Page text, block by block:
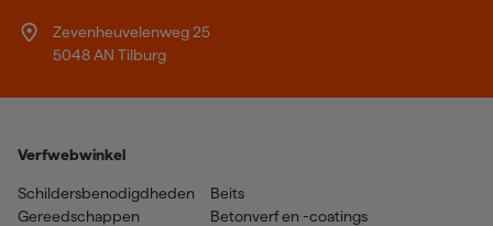
Zevenheuvelenweg 25
5048 AN Tilburg
Verfwebwinkel
Schildersbenodigdheden
Gereedschappen
Beits
Betonverf en -coatings